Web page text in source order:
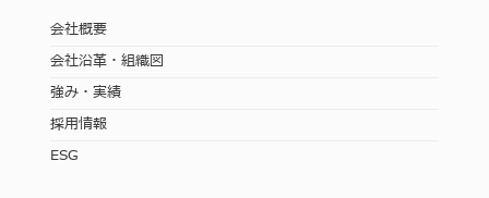
会社概要
会社沿革・組織図
強み・実績
採用情報
ESG